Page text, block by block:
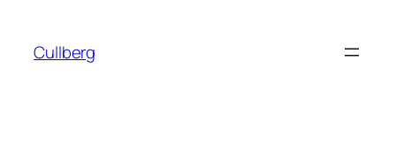
innehåll
Cullberg